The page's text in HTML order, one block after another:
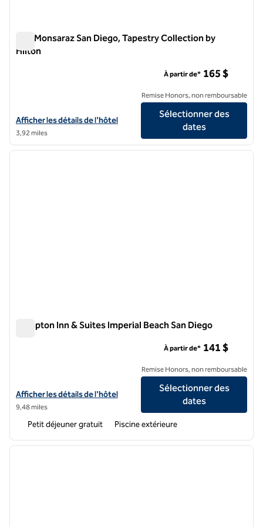
The Monsaraz San Diego, Tapestry Collection by
Hilton
Afficher les détails de l'hôtel The Monsaraz San Diego, Tapestry
Afficher les détails de l'hôtel
3,92 miles
À partir de* 165 $
Remise Honors, non remboursable
Sélectionner des
dates
1/11
1 sur 11
Hampton Inn & Suites Imperial Beach San Diego
Afficher les détails de l'hôtel Hampton Inn & Suites Imperial Beach
Afficher les détails de l'hôtel
9,48 miles
À partir de* 141 $
Remise Honors, non remboursable
Sélectionner des
dates
Petit déjeuner gratuit Piscine extérieure
1 sur 12